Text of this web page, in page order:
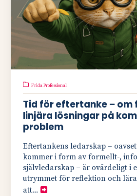
Frida Professional
Tid för eftertanke – om
linjära lösningar på
problem
Eftertankens ledarskap –
kommer i form av formellt-,
självledarskap – är ovärdeligt i
utrymmet för reflektion och
att...